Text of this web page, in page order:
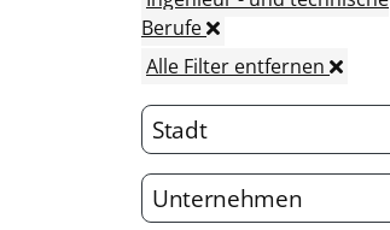
Berufe
Alle Filter entfernen
Stadt
Unternehmen